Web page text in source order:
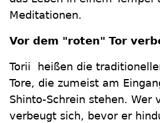
Meditationen.
Vor dem "roten" Tor
Torii heißen die
Tore, die zumeist am
Shinto-Schrein stehen. Wer
verbeugt sich, bevor er